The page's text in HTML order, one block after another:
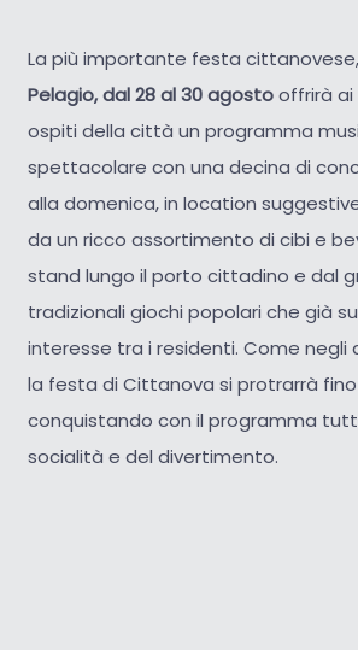
La più importante festa
Pelagio, dal 28 al 30 agostooffrirà
ospiti della città un programma
spettacolare con una decina di
alla domenica, in location
da un ricco assortimento di cibi e
stand lungo il porto cittadino e dal
tradizionali giochi popolari che già
interesse tra i residenti. Come negli
la festa di Cittanova si protrarrà
conquistando con il programma
socialità e del divertimento.